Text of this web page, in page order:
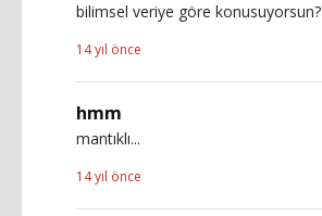
bilimsel veriye göre konusuyorsun?
14 yıl önce
hmm
mantıklı...
14 yıl önce